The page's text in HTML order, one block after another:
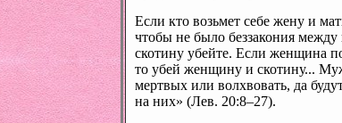
Если кто возьмет себе жену и
чтобы не было беззакония между
скотину убейте. Если женщина
то убей женщину и скотину...
мертвых или волхвовать, да
на них» (Лев. 20:8–27).